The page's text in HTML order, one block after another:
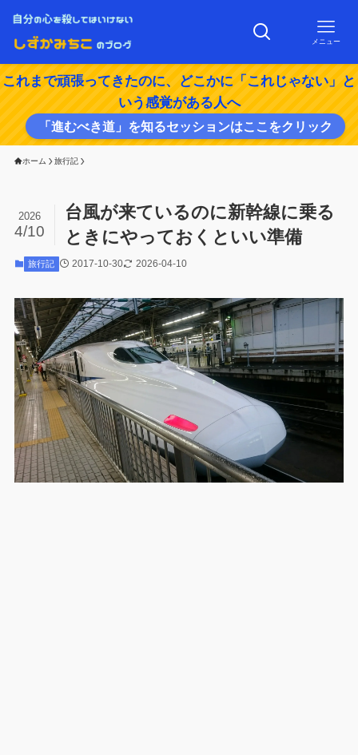
メニュー
これまで頑張ってきたのに、どこかに「これじゃない」と
いう感覚がある人へ
「進むべき道」を知るセッションはここをクリック
ホーム 旅行記
台風が来ているのに新幹線に乗る
ときにやっておくといい準備
2026
4/10
旅行記 2017-10-30 2026-04-10